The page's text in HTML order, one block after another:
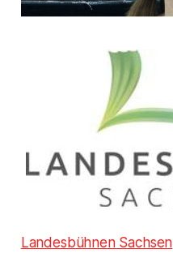
Landesbühnen Sachsen